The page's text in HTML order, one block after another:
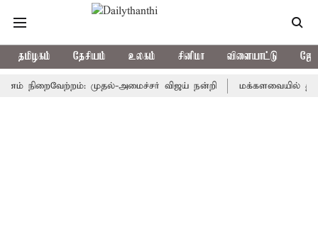
தமிழகம் தேசியம் உலகம் சினிமா விளையாட்டு
முதல்-அமைச்சர் விஜய் நன்றி மக்களவையில் தீர்ப்பாய